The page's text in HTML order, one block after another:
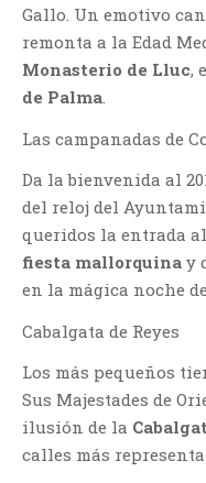
Gallo. Un emotivo
remonta a la Edad
Monasterio de Lluc,
de Palma.
Las campanadas de
Da la bienvenida al
del reloj del
queridos la entrada
fiesta mallorquina y
en la mágica noche
Cabalgata de Reyes
Los más pequeños
Sus Majestades de
ilusión de la
calles más